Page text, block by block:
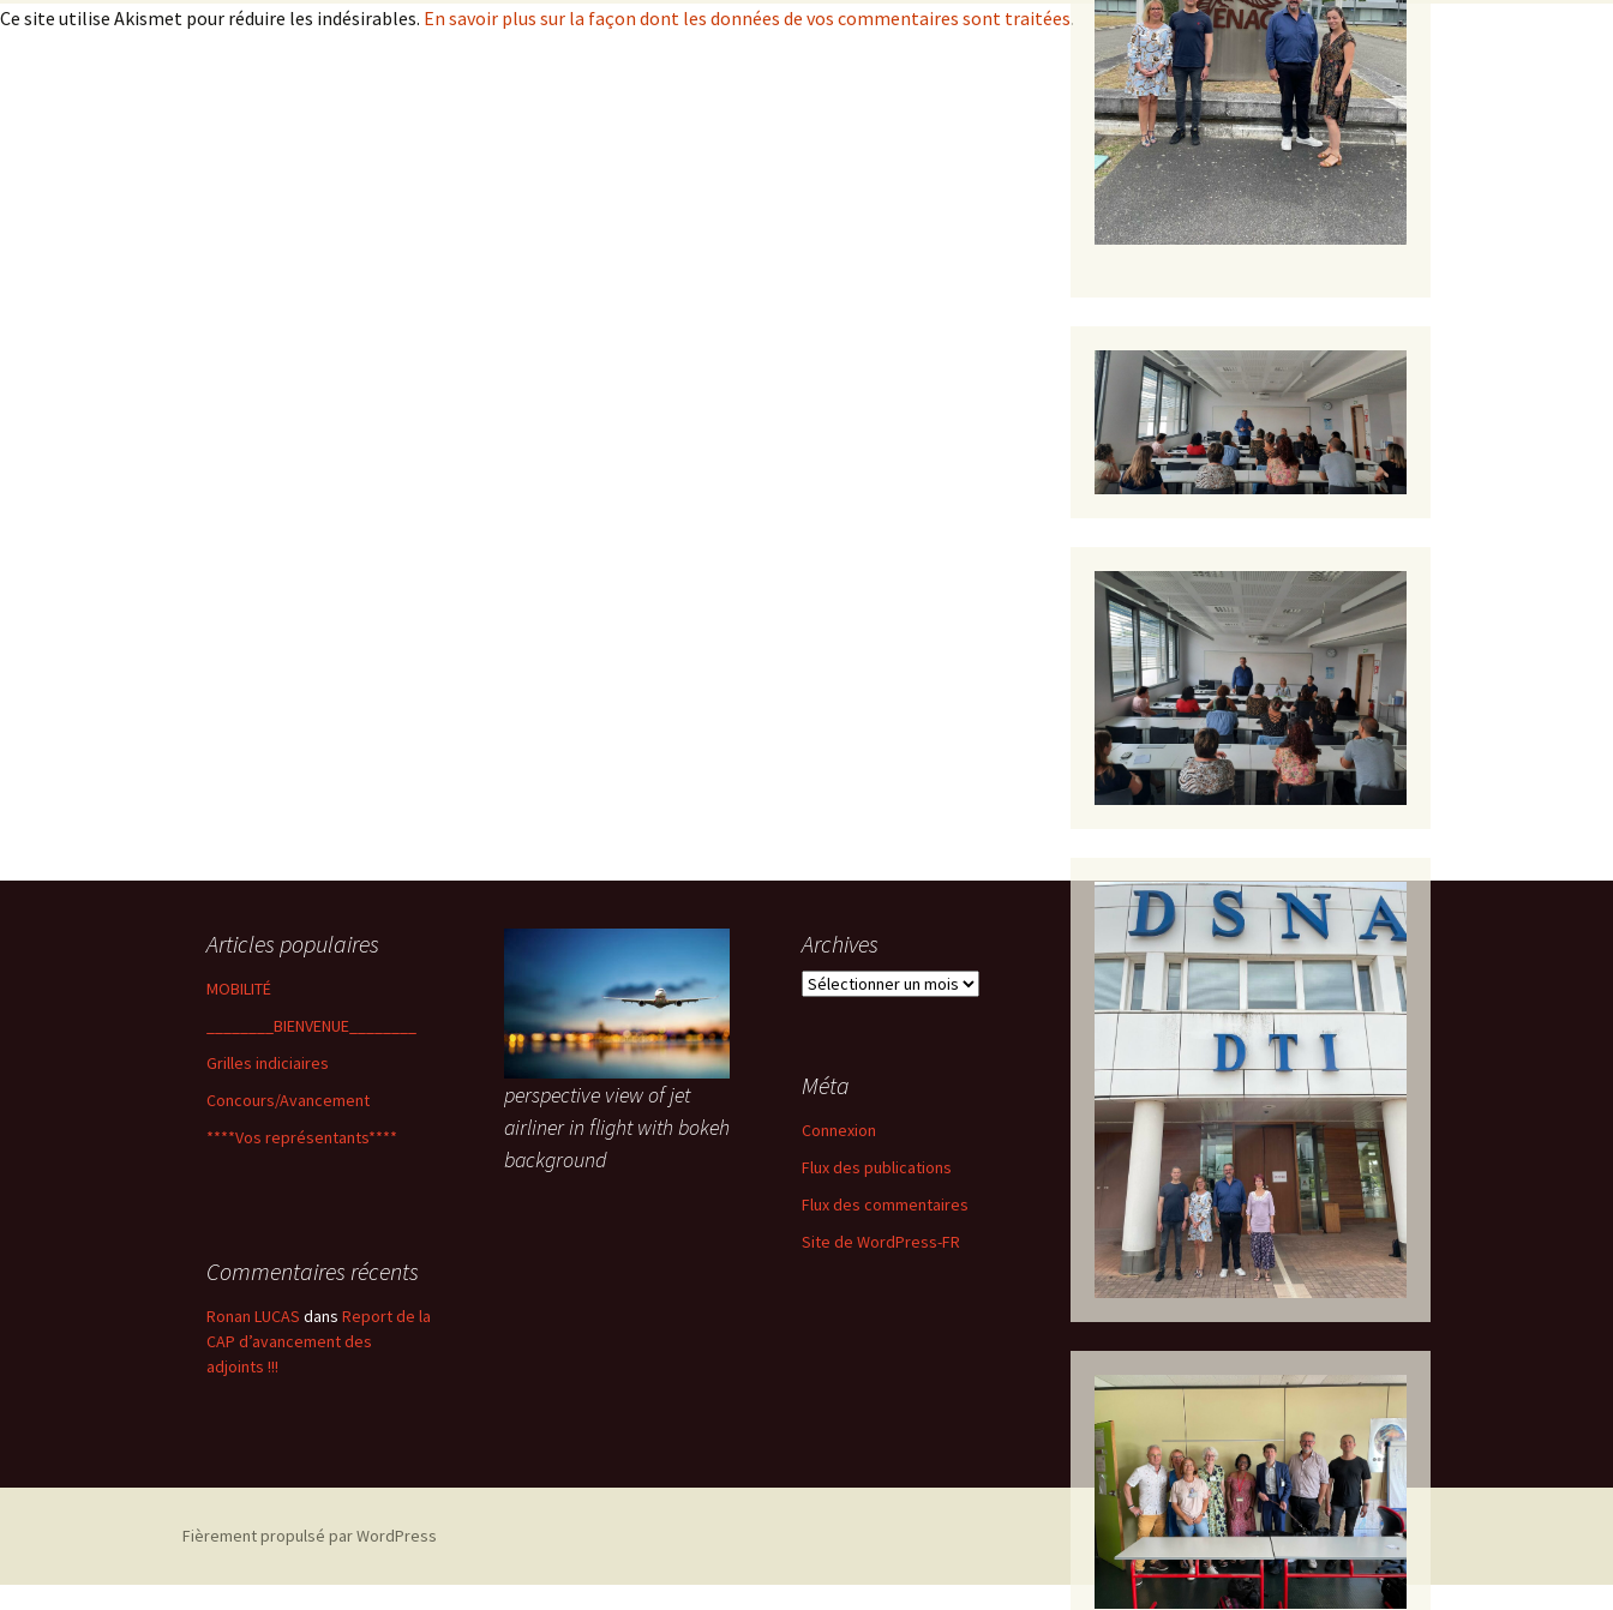
Ce site utilise Akismet pour réduire les indésirables. En savoir plus sur la façon dont les données de vos commentaires sont traitées.
Articles populaires
MOBILITÉ
________BIENVENUE________
Grilles indiciaires
Concours/Avancement
****Vos représentants****
perspective view of jet
airliner in flight with bokeh
background
Archives
Archives
Méta
Connexion
Flux des publications
Flux des commentaires
Site de WordPress-FR
Commentaires récents
Ronan LUCAS dans Report de la
CAP d’avancement des
adjoints !!!
Fièrement propulsé par WordPress